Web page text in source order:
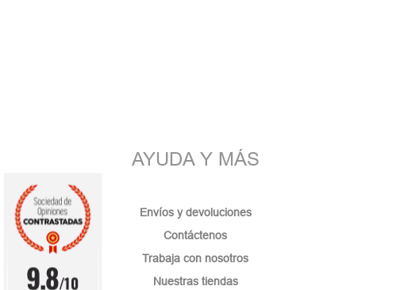
AYUDA Y MÁS
Envíos y devoluciones
Contáctenos
Trabaja con nosotros
Nuestras tiendas
9.8/10